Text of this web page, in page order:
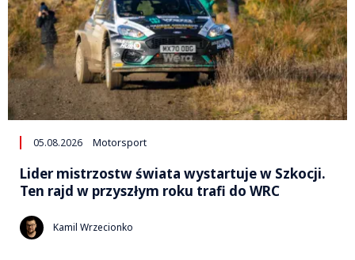
05.08.2026 Motorsport
Lider mistrzostw świata wystartuje w Szkocji.
Ten rajd w przyszłym roku trafi do WRC
Kamil Wrzecionko